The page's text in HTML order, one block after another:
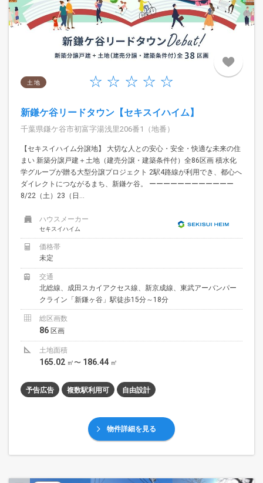
土 地
新鎌ケ谷リードタウン【セキスイハイム】
千葉県鎌ケ谷市初富字湯浅里206番1（地番）
【セキスイハイム分譲地】 大切な人との安心・安全・快適な未来の住
まい 新築分譲戸建＋土地（建売分譲・建築条件付）全86区画 積水化
学グループが贈る大型分譲プロジェクト 2駅4路線が利用でき、都心へ
ダイレクトにつながるまち、新鎌ケ谷。 ーーーーーーーーーーーー
8/22（土）23（日...
ハウスメーカー
セキスイハイム
価格帯
未定
交通
北総線、成田スカイアクセス線、新京成線、東武アーバンパー
クライン「新鎌ヶ谷」駅徒歩15分～18分
総区画数
86 区画
土地面積
165.02 ㎡〜 186.44 ㎡
予告広告 複数駅利用可 自由設計
物件詳細を見る